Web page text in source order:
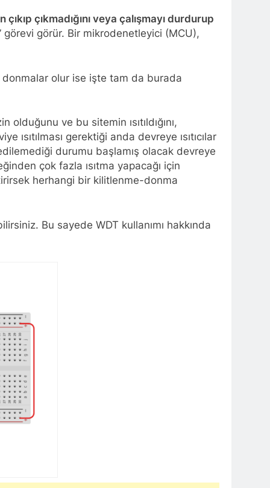
çıkmadığını veya çalışmayı durdurup
görür. Bir mikrodenetleyici (MCU),
olur ise işte tam da burada
ve bu sitemin ısıtıldığını,
gerektiği anda devreye ısıtıcılar
durumu başlamış olacak devreye
çok fazla ısıtma yapacağı için
herhangi bir kilitlenme-donma
Bu sayede WDT kullanımı hakkında